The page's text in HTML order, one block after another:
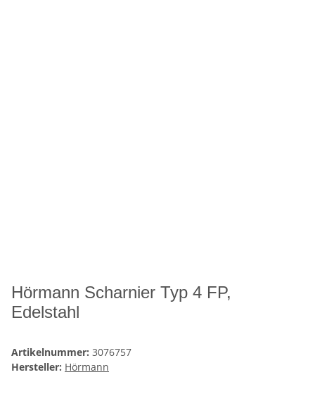
Hörmann Scharnier Typ 4 FP,
Edelstahl
Artikelnummer: 3076757
Hersteller: Hörmann